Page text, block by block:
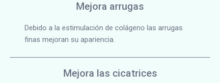
Mejora arrugas
Debido a la estimulación de colágeno las arrugas
finas mejoran su apariencia.
Mejora las cicatrices